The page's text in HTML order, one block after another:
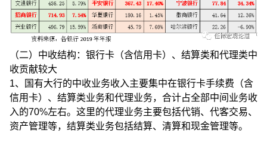
（二）中收结构：银行卡（含信用卡）、结算类和代理类中
收贡献较大
1、国有大行的中收业务收入主要集中在银行卡手续费（含
信用卡）、结算类业务和代理业务，合计占全部中间业务收
入的70%左右。这里的代理业务主要包括代销、代客交易、
资产管理等，结算类业务包括结算、清算和现金管理等。